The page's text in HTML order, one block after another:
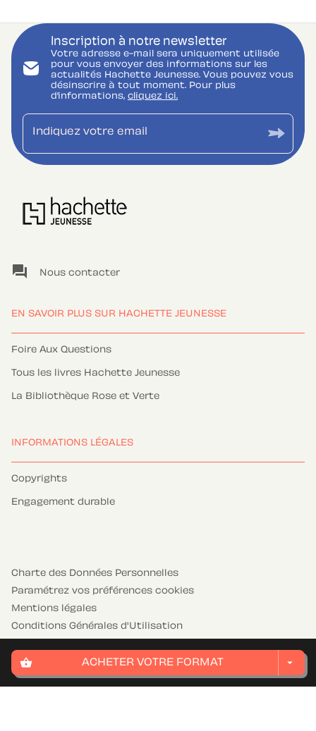
shopping_basket ACHETER VOTRE FORMAT arrow_drop_down
Inscription à notre newsletter
Votre adresse e-mail sera uniquement utilisée
pour vous envoyer des informations sur les
actualités Hachette Jeunesse. Vous pouvez vous
désinscrire à tout moment. Pour plus
d’informations, cliquez ici.
Indiquez votre email
question_answer Nous contacter
EN SAVOIR PLUS SUR HACHETTE JEUNESSE
Foire Aux Questions
Tous les livres Hachette Jeunesse
La Bibliothèque Rose et Verte
INFORMATIONS LÉGALES
Copyrights
Engagement durable
Charte des Données Personnelles
Paramétrez vos préférences cookies
Mentions légales
Conditions Générales d'Utilisation